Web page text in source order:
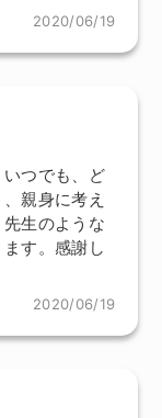
2020/06/19
つでも、ど
親身に考え
生のような
す。感謝し
2020/06/19